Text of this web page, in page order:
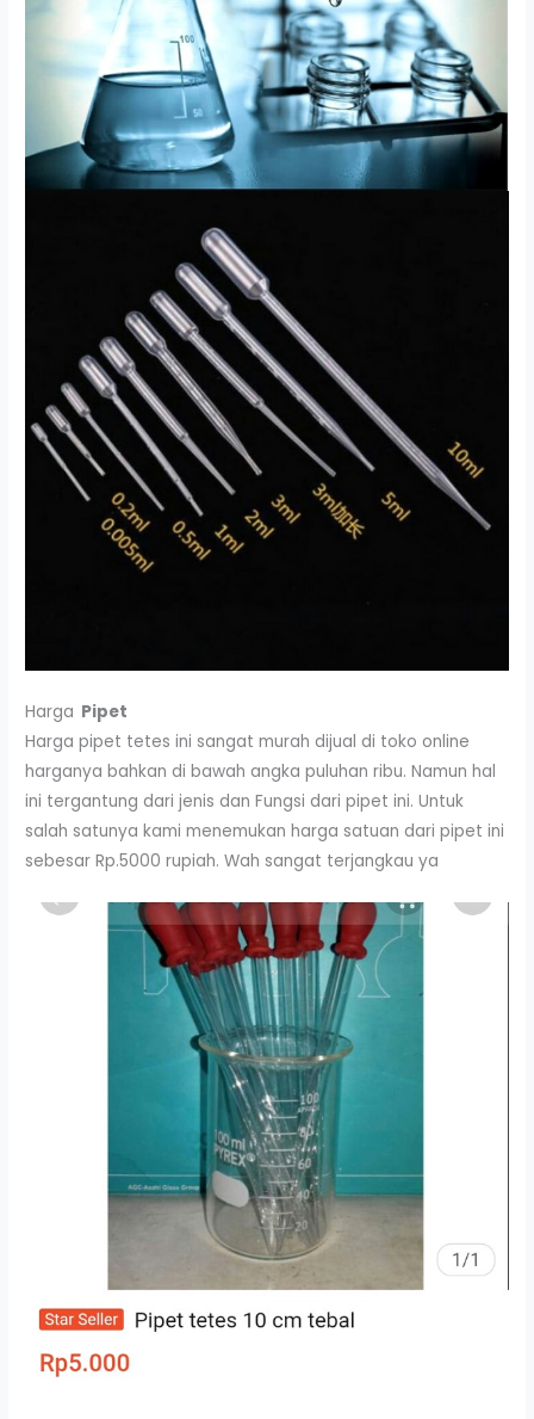
Harga Pipet
Harga pipet tetes ini sangat murah dijual di toko online
harganya bahkan di bawah angka puluhan ribu. Namun hal
ini tergantung dari jenis dan Fungsi dari pipet ini. Untuk
salah satunya kami menemukan harga satuan dari pipet ini
sebesar Rp.5000 rupiah. Wah sangat terjangkau ya